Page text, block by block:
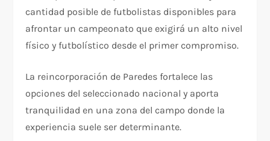
cantidad posible de futbolistas disponibles para
afrontar un campeonato que exigirá un alto nivel
físico y futbolístico desde el primer compromiso.
La reincorporación de Paredes fortalece las
opciones del seleccionado nacional y aporta
tranquilidad en una zona del campo donde la
experiencia suele ser determinante.